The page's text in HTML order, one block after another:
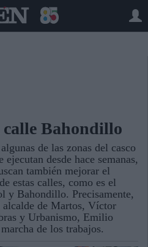
Bahondillo
de las zonas del casco
ejecutan desde hace semanas,
también mejorar el
estas calles, como es el
y Bahondillo. Precisamente,
alcalde de Martos, Víctor
y Urbanismo, Emilio
de los trabajos.